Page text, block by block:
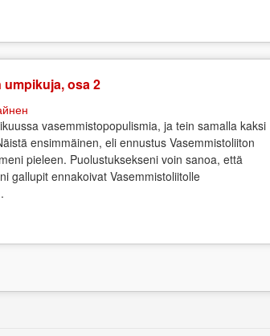
osa 2
vasemmistopopulismia, ja tein samalla kaksi
ensimmäinen, eli ennustus Vasemmistoliiton
pieleen. Puolustuksekseni voin sanoa, että
gallupit ennakoivat Vasemmistoliitolle